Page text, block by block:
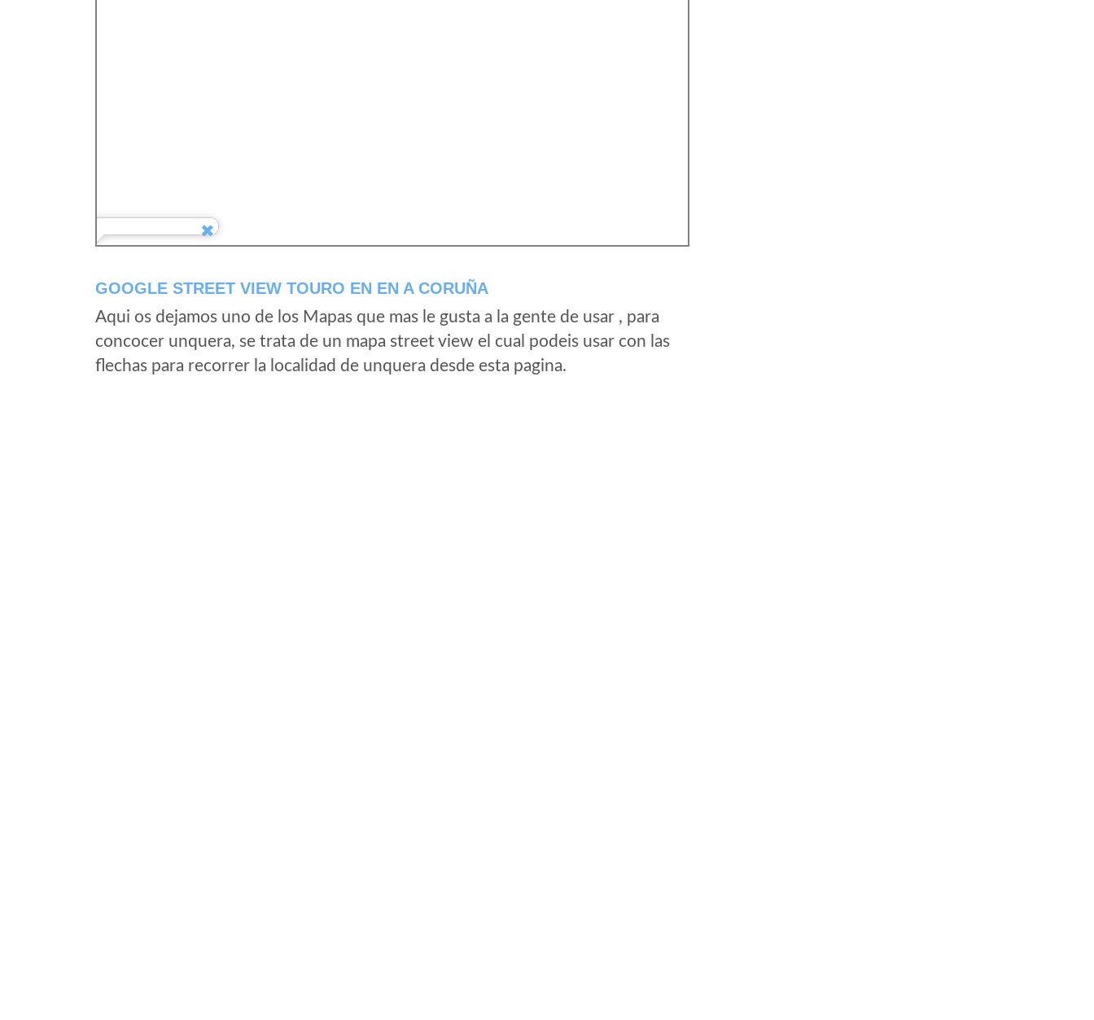
GOOGLE STREET VIEW TOURO EN EN A CORUÑA
Aqui os dejamos uno de los Mapas que mas le gusta a la gente de usar , para
concocer unquera, se trata de un mapa street view el cual podeis usar con las
flechas para recorrer la localidad de unquera desde esta pagina.